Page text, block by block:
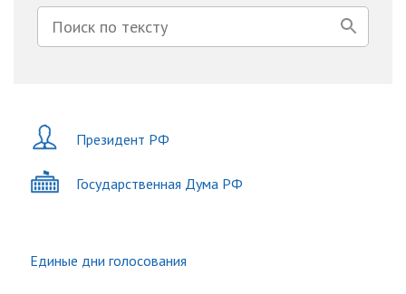
Президент РФ
Государственная Дума РФ
Единые дни голосования